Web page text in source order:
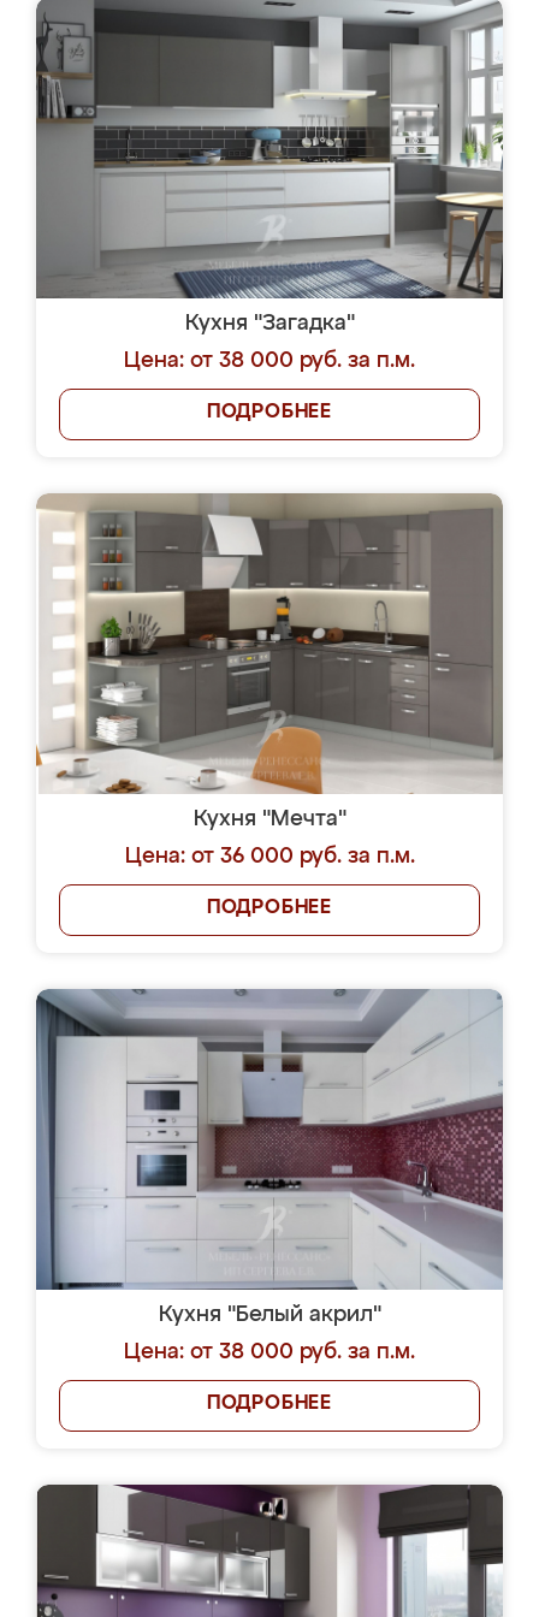
Кухня "Загадка"
Цена: от 38 000 руб. за п.м.
ПОДРОБНЕЕ
Кухня "Мечта"
Цена: от 36 000 руб. за п.м.
ПОДРОБНЕЕ
Кухня "Белый акрил"
Цена: от 38 000 руб. за п.м.
ПОДРОБНЕЕ